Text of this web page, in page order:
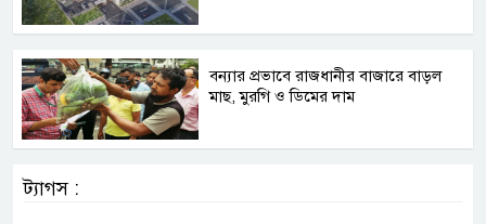
বন্যার প্রভাবে রাজধানীর বাজারে বাড়ল
মাছ, মুরগি ও ডিমের দাম
ট্যাগস :